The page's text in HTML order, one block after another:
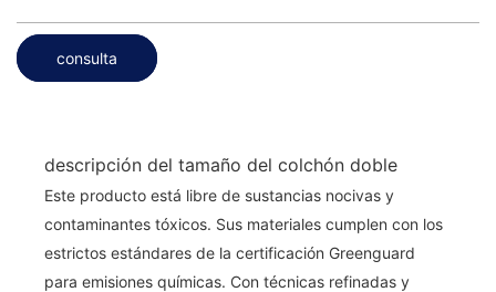
consulta
descripción del tamaño del colchón doble
Este producto está libre de sustancias nocivas y
contaminantes tóxicos. Sus materiales cumplen con los
estrictos estándares de la certificación Greenguard
para emisiones químicas. Con técnicas refinadas y